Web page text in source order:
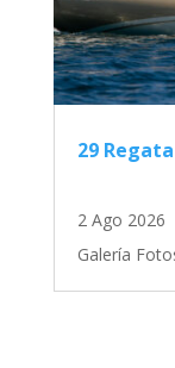
29
2 Ago 2026
Galería